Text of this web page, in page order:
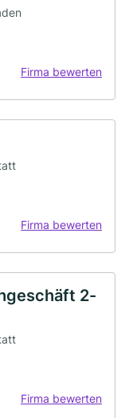
Firma bewerten
Firma bewerten
2-
Firma bewerten